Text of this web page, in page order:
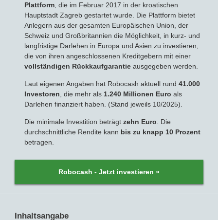
Tagesgeld mit Zinsgarantie
Nachhaltige Banken
Festgeld-Test
Zinsbroker-Test
Firmenfestgeld
Cash Management
ANLAGEALTERNATIVEN
Geldmarkt-ETFs
Sparbuch
Sparbriefe
Kombigeld
Sparplan
RATGEBER
Ratgeber
Downloads
Lexikon
VERÖFFENTLICHUNGEN
Veröffentlichungen
Zinsradar
Statistiken
ALLGEMEINES
Impressum
Über uns
Datenschutz
Newsletter
Plattform , die im Februar 2017 in der kroatischen
Hauptstadt Zagreb gestartet wurde. Die Plattform bietet
Anlegern aus der gesamten Europäischen Union, der
Schweiz und Großbritannien die Möglichkeit, in kurz- und
langfristige Darlehen in Europa und Asien zu investieren,
die von ihren angeschlossenen Kreditgebern mit einer
vollständigen Rückkaufgarantie ausgegeben werden.
Laut eigenen Angaben hat Robocash aktuell rund 41.000
Investoren , die mehr als 1.240 Millionen Euro als
Darlehen finanziert haben. (Stand jeweils 10/2025).
Die minimale Investition beträgt zehn Euro . Die
durchschnittliche Rendite kann bis zu knapp 10 Prozent
betragen.
Robocash - Jetzt investieren »
Inhaltsangabe